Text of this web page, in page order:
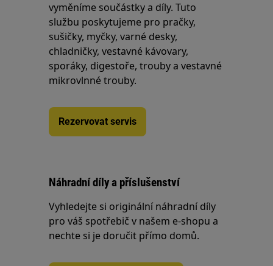
vyměníme součástky a díly. Tuto
službu poskytujeme pro pračky,
sušičky, myčky, varné desky,
chladničky, vestavné kávovary,
sporáky, digestoře, trouby a vestavné
mikrovlnné trouby.
Rezervovat servis
Náhradní díly a příslušenství
Vyhledejte si originální náhradní díly
pro váš spotřebič v našem e-shopu a
nechte si je doručit přímo domů.